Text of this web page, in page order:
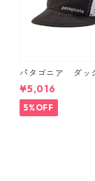
パタゴニア ダッ
ャップ （カラー
agonia Duckbill
¥5,016
5%OFF